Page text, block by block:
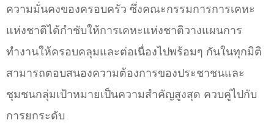
ความมั่นคงของครอบครัว ซึ่งคณะกรรมการการเคหะ
แห่งชาติได้กำชับให้การเคหะแห่งชาติวางแผนการ
ทำงานให้ครอบคลุมและต่อเนื่องไปพร้อมๆ กันในทุกมิติ
สามารถตอบสนองความต้องการของประชาชนและ
ชุมชนกลุ่มเป้าหมายเป็นความสำคัญสูงสุด ควบคู่ไปกับ
การยกระดับ